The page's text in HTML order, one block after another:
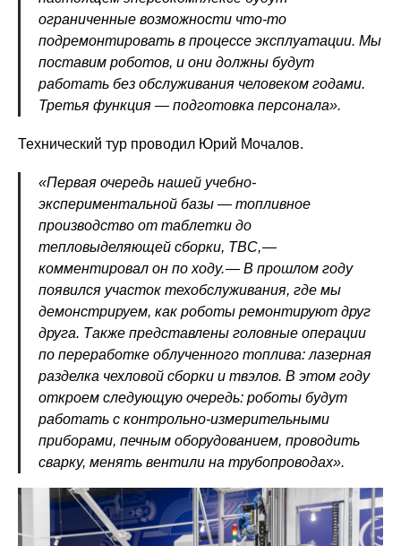
ограниченные возможности что-то
подремонтировать в процессе эксплуатации. Мы
поставим роботов, и они должны будут
работать без обслуживания человеком годами.
Третья функция — ​подготовка персонала».
Технический тур проводил Юрий Мочалов.
«Первая очередь нашей учебно-
экспериментальной базы — ​топливное
производство от таблетки до
тепловыделяющей сборки, ТВС, — ​
комментировал он по ходу. — ​В прошлом году
появился участок техобслуживания, где мы
демонстрируем, как роботы ремонтируют друг
друга. Также представлены головные операции
по переработке облученного топлива: лазерная
разделка чехловой сборки и твэлов. В этом году
откроем следующую очередь: роботы будут
работать с контрольно-измерительными
приборами, печным оборудованием, проводить
сварку, менять вентили на трубопроводах».